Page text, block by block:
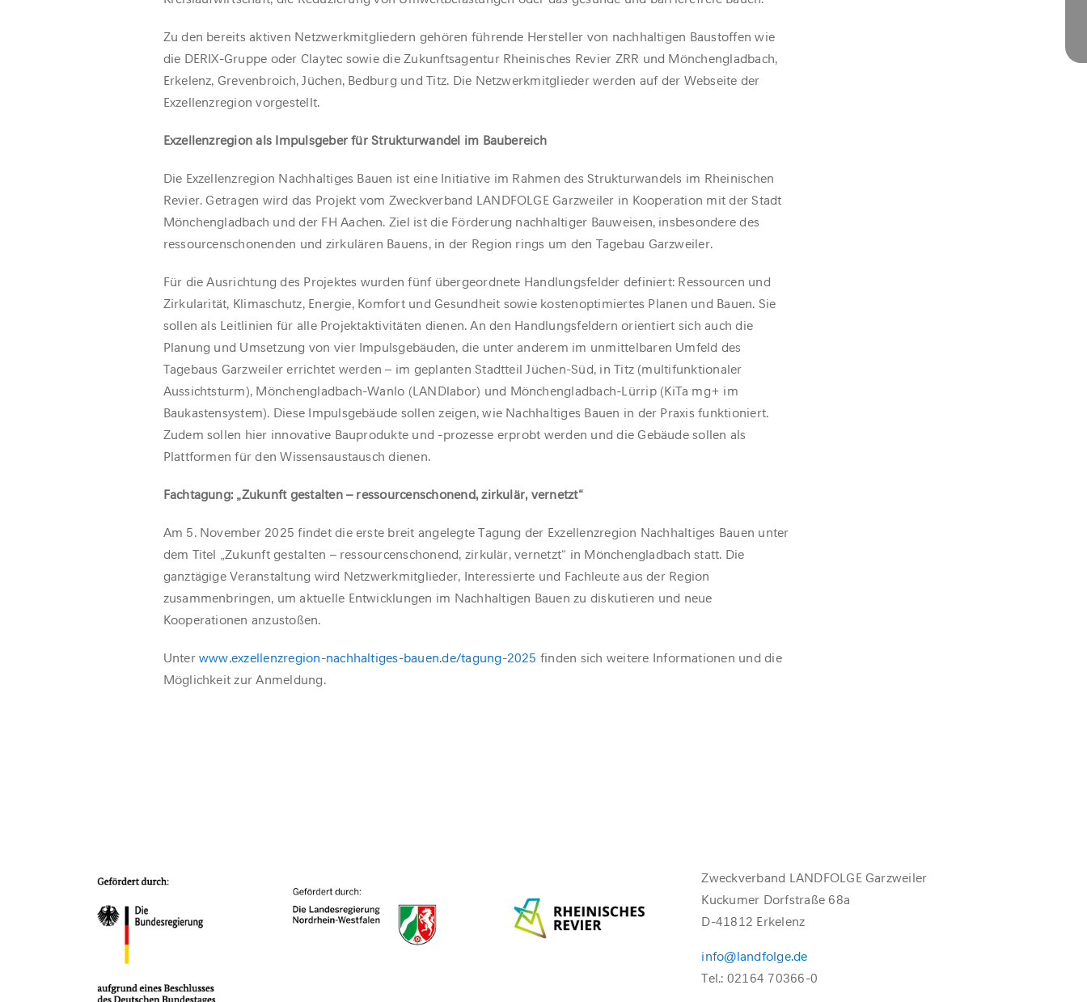
Zu den bereits aktiven Netzwerkmitgliedern gehören führende Hersteller von nachhaltigen Baustoffen wie
die DERIX-Gruppe oder Claytec sowie die Zukunftsagentur Rheinisches Revier ZRR und Mönchengladbach,
Erkelenz, Grevenbroich, Jüchen, Bedburg und Titz. Die Netzwerkmitglieder werden auf der Webseite der
Exzellenzregion vorgestellt.
Exzellenzregion als Impulsgeber für Strukturwandel im Baubereich
Die Exzellenzregion Nachhaltiges Bauen ist eine Initiative im Rahmen des Strukturwandels im Rheinischen
Revier. Getragen wird das Projekt vom Zweckverband LANDFOLGE Garzweiler in Kooperation mit der Stadt
Mönchengladbach und der FH Aachen. Ziel ist die Förderung nachhaltiger Bauweisen, insbesondere des
ressourcenschonenden und zirkulären Bauens, in der Region rings um den Tagebau Garzweiler.
Für die Ausrichtung des Projektes wurden fünf übergeordnete Handlungsfelder definiert: Ressourcen und
Zirkularität, Klimaschutz, Energie, Komfort und Gesundheit sowie kostenoptimiertes Planen und Bauen. Sie
sollen als Leitlinien für alle Projektaktivitäten dienen. An den Handlungsfeldern orientiert sich auch die
Planung und Umsetzung von vier Impulsgebäuden, die unter anderem im unmittelbaren Umfeld des
Tagebaus Garzweiler errichtet werden – im geplanten Stadtteil Jüchen-Süd, in Titz (multifunktionaler
Aussichtsturm), Mönchengladbach-Wanlo (LANDlabor) und Mönchengladbach-Lürrip (KiTa mg+ im
Baukastensystem). Diese Impulsgebäude sollen zeigen, wie Nachhaltiges Bauen in der Praxis funktioniert.
Zudem sollen hier innovative Bauprodukte und -prozesse erprobt werden und die Gebäude sollen als
Plattformen für den Wissensaustausch dienen.
Fachtagung: „Zukunft gestalten – ressourcenschonend, zirkulär, vernetzt“
Am 5. November 2025 findet die erste breit angelegte Tagung der Exzellenzregion Nachhaltiges Bauen unter
dem Titel „Zukunft gestalten – ressourcenschonend, zirkulär, vernetzt“ in Mönchengladbach statt. Die
ganztägige Veranstaltung wird Netzwerkmitglieder, Interessierte und Fachleute aus der Region
zusammenbringen, um aktuelle Entwicklungen im Nachhaltigen Bauen zu diskutieren und neue
Kooperationen anzustoßen.
Unterwww.exzellenzregion-nachhaltiges-bauen.de/tagung-2025 finden sich weitere Informationen und die
Möglichkeit zur Anmeldung.
Zweckverband LANDFOLGE Garzweiler
Kuckumer Dorfstraße 68a
D-41812 Erkelenz
info@landfolge.de
Tel.: 02164 70366-0